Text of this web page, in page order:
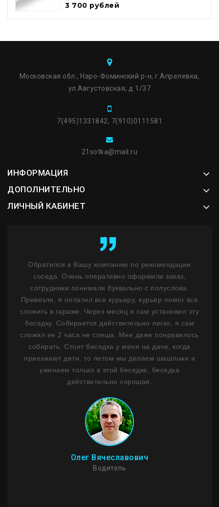
3 700 рублей
Московская обл., Наро-Фоминский р-н, г.Апрелевка,
ул.Августовская, д.1/37
7(495)1331842, 7(910)0111581
21sotka@mail.ru
ИНФОРМАЦИЯ
ДОПОЛНИТЕЛЬНО
ЛИЧНЫЙ КАБИНЕТ
Обратился в Вашу компанию по рекомендации
соседа. Очень оперативно оформили заказ,
сотрудники понимали буквально с полуслова.
Привезли, я оплатил все курьеру, курьер помог все
сложить в гараже. Через месяц я сам установил эту
беседку. Собирается действительно легко, я сам
сложил ее 2 часа не спеша. Мне даже понравилось
собирать. Стоит беседка у меня на даче, когда
приезжают дети, то летом мы делаем шашлыки и
ужинаем только в этой беседке, беседка
действительно хорошая.
Олег Вячеславович
Водитель